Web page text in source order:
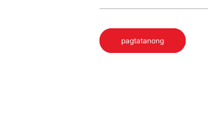
pagtatanong